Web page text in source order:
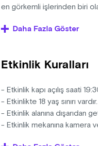
en görkemli işlerinden biri
1988 yılında Halifax’ta
biri haline geldi. Kariyerinin
fethettikleri Draconian
uzanan grup, 2025 yılında
Daha Fazla Göster
Etkinlik Kuralları
- Etkinlik kapı açılış saati
- Etkinlikte 18 yaş sınırı
- Etkinlik alanına dışarıdan
- Etkinlik mekanına kamera